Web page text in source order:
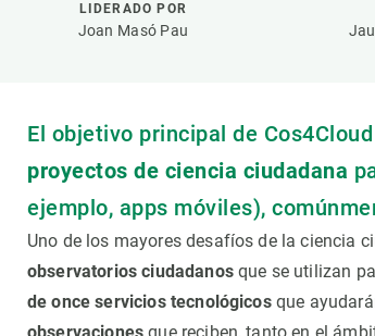
LIDERADO POR
Joan Masó Pau
El objetivo principal de
proyectos de ciencia ciudadana
ejemplo, apps móviles),
Uno de los mayores desafíos de la ciencia
observatorios ciudadanosque se utilizan
de once servicios tecnológicosque
Documentación
Eventos anteriores
Actualidad
Noticias
Biodiversidad
Cambio global
Funcionamiento de los ecosistemas